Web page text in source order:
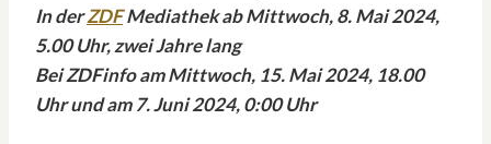
In derZDFMediathek ab Mittwoch, 8. Mai 2024,
5.00 Uhr, zwei Jahre lang
Bei ZDFinfo am Mittwoch, 15. Mai 2024, 18.00
Uhr und am 7. Juni 2024, 0:00 Uhr